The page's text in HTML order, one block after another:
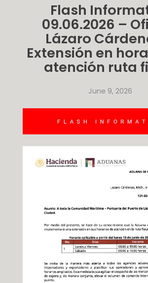
Flash
09.06.2026 –
Lázaro
Extensión en
atención ruta
June 9, 2026